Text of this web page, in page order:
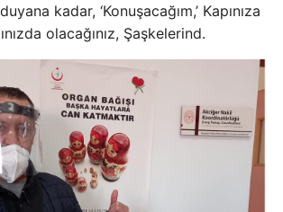
kadar, ‘Konuşacağım,’ Kapınıza
olacağınız, Şaşkelerind.